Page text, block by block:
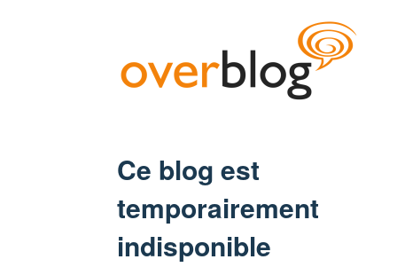
Ce blog est
temporairement
indisponible